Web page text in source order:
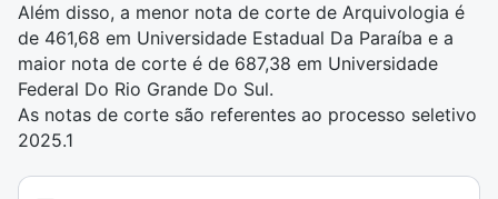
Além disso, a menor nota de corte de Arquivologia é
de 461,68 em Universidade Estadual Da Paraíba e a
maior nota de corte é de 687,38 em Universidade
Federal Do Rio Grande Do Sul.
As notas de corte são referentes ao processo seletivo
2025.1